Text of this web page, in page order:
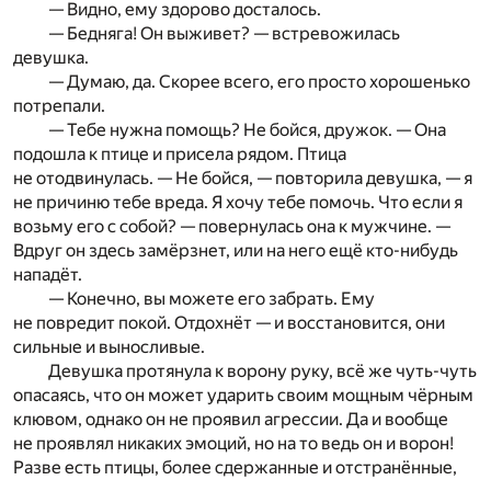
— Видно, ему здорово досталось.
— Бедняга! Он выживет? — встревожилась
девушка.
— Думаю, да. Скорее всего, его просто хорошенько
потрепали.
— Тебе нужна помощь? Не бойся, дружок. — Она
подошла к птице и присела рядом. Птица
не отодвинулась. — Не бойся, — повторила девушка, — я
не причиню тебе вреда. Я хочу тебе помочь. Что если я
возьму его с собой? — повернулась она к мужчине. —
Вдруг он здесь замёрзнет, или на него ещё кто-нибудь
нападёт.
— Конечно, вы можете его забрать. Ему
не повредит покой. Отдохнёт — и восстановится, они
сильные и выносливые.
Девушка протянула к ворону руку, всё же чуть-чуть
опасаясь, что он может ударить своим мощным чёрным
клювом, однако он не проявил агрессии. Да и вообще
не проявлял никаких эмоций, но на то ведь он и ворон!
Разве есть птицы, более сдержанные и отстранённые,